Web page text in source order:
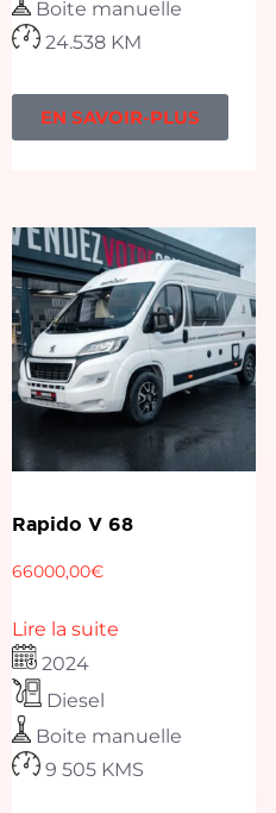
Boite manuelle
24.538 KM
EN SAVOIR-PLUS
Rapido V 68
66000,00€
Lire la suite
2024
Diesel
Boite manuelle
9 505 KMS